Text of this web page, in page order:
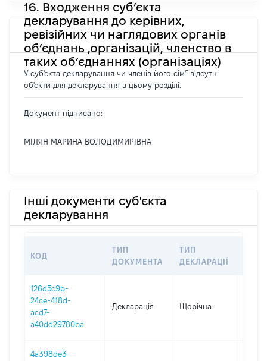
16. Входження суб’єкта
декларування до керівних,
ревізійних чи наглядових органів
об’єднань ,організацій, членство в
таких об’єднаннях (організаціях)
У суб'єкта декларування чи членів його сім'ї відсутні
об'єкти для декларування в цьому розділі.
Документ підписано:
МІЛЯН МАРИНА ВОЛОДИМИРІВНА
Інші документи суб'єкта
декларування
КОД
ТИП
ДОКУМЕНТА
ТИП
ДЕКЛАРАЦІЇ
126d5c9b-
24ce-418d-
acd7-
a40dd29780ba
Декларація Щорічна
4a398de3-